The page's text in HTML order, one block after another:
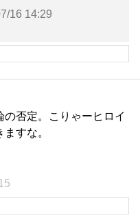
16 14:29
否定。こりゃーヒロイ
すな。